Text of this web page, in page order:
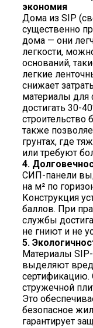
экономия
Дома из SIP
существенно
дома — они
легкости,
оснований,
легкие
снижает
материалы
достигать 30-
также
грунтах, где
или требуют
4.
СИП-панели
на м² по
Конструкция
баллов. При
службы
не гниют и не
5.
Материалы
выделяют
сертификацию.
стружечной
Это
безопасное
гарантирует